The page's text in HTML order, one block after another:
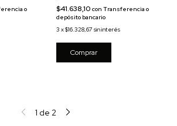
o
$41.638,10 con Transferencia o
depósito bancario
3 x$16.328,67 sin interés
1 de 2